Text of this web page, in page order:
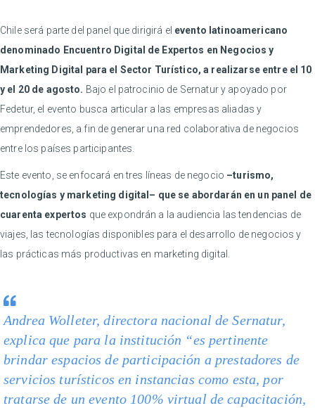
Chile será parte del panel que dirigirá el evento latinoamericano
denominado Encuentro Digital de Expertos en Negocios y
Marketing Digital para el Sector Turístico, a realizarse entre el 10
y el 20 de agosto. Bajo el patrocinio de Sernatur y apoyado por
Fedetur, el evento busca articular a las empresas aliadas y
emprendedores, a fin de generar una red colaborativa de negocios
entre los países participantes.
Este evento, se enfocará en tres líneas de negocio –turismo,
tecnologías y marketing digital– que se abordarán en un panel de
cuarenta expertos que expondrán a la audiencia las tendencias de
viajes, las tecnologías disponibles para el desarrollo de negocios y
las prácticas más productivas en marketing digital.
Andrea Wolleter, directora nacional de Sernatur,
explica que para la institución “es pertinente
brindar espacios de participación a prestadores de
servicios turísticos en instancias como esta, por
tratarse de un evento 100% virtual de capacitación,